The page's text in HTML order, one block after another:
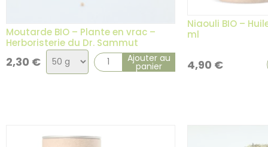
Moutarde BIO – Plante en vrac –
Herboristerie du Dr. Sammut
2,30 €
Choix
de
Ajouter au
panier
Niaouli BIO –
ml
4,90 €